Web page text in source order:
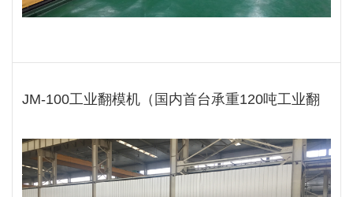
JM-100工业翻模机（国内首台承重120吨工业翻